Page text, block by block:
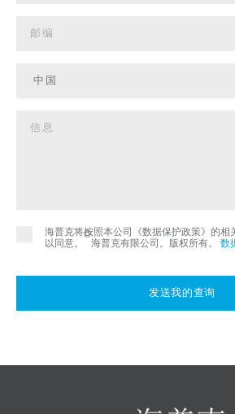
海普克将按照本公司《数据保护政策》的相
以同意。
©
海普克有限公司。版权所有。 数
发送我的查询